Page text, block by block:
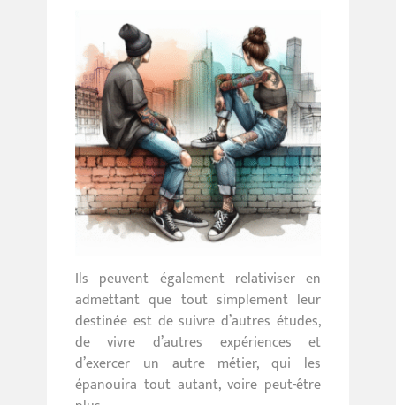
Ils peuvent également relativiser en
admettant que tout simplement leur
destinée est de suivre d’autres études,
de vivre d’autres expériences et
d’exercer un autre métier, qui les
épanouira tout autant, voire peut-être